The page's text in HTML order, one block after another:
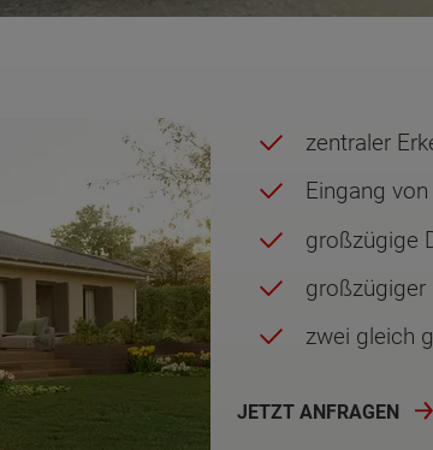
zentraler
Eingang
großzügige
großzügiger
zwei gleich
JETZT ANFRAGEN